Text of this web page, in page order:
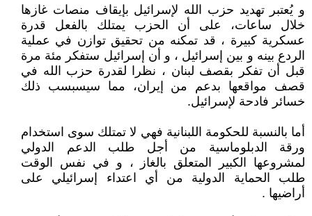
و يُعتبر تهديد حزب الله لإسرائيل بإيقاف منصات غازها
خلال ساعات، على أن الحزب يمتلك بالفعل قدرة
عسكرية كبيرة ، قد تمكنه من تحقيق توازن في عملية
الردع بينه و بين إسرائيل ، و أن إسرائيل ستفكر مئة مرة
قبل أن تفكر بقصف لبنان ، نظرا لقدرة حزب الله في
قصف مواقعها بدعم من إيران، مما سيسبسب ذلك
خسائر فادحة لإسرائيل.
أما بالنسبة للحكومة اللبنانية فهي لا تمتلك سوى استخدام
ورقة الدبلوماسية من أجل طلب الدعم الدولي
لمشروعها الكبير المتعلق بالغاز ، و في نفس الوقت
طلب الحماية الدولية من أي اعتداء إسرائيلي على
أراضيها .